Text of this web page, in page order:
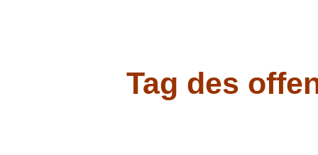
Tag des